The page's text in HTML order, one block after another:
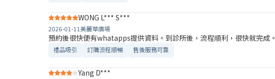
WONG L*** S***
2026-01-11美麗華廣場
預約後很快便有whatapps提供資料。到診所後，流程順利，很快就完成。
禮品吸引 訂購流程順暢 售後服務可靠​
Yang D***